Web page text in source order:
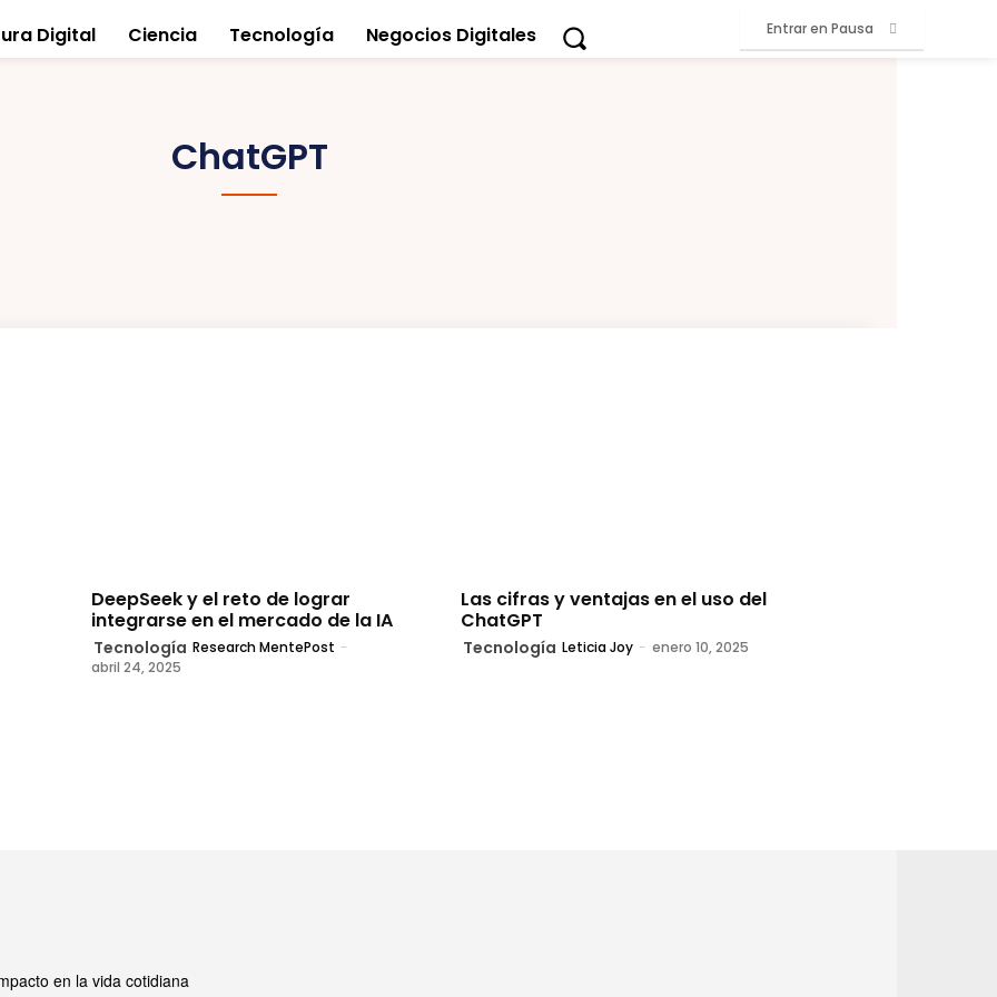
Digital Ciencia Tecnología Negocios Digitales Entrar en Pausa
ChatGPT
DeepSeek y el reto de lograr
integrarse en el mercado de la IA
Tecnología Research MentePost -
abril 24, 2025
Las cifras y ventajas en el uso del
ChatGPT
Tecnología Leticia Joy - enero 10, 2025
en la vida cotidiana